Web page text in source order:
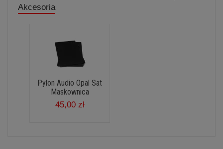
Akcesoria
Pylon Audio Opal Sat
Maskownica
45,00 zł